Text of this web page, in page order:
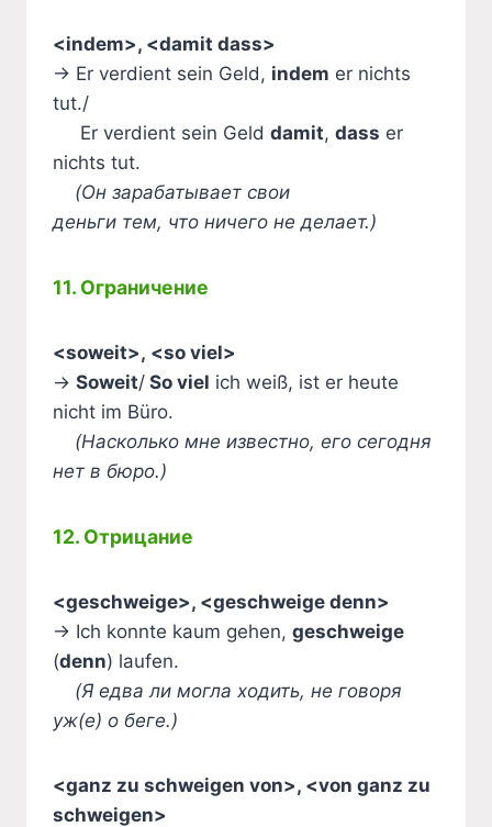
<indem>, <damit dass>
→ Er verdient sein Geld, indem er nichts
tut./
Er verdient sein Geld damit, dass er
nichts tut.
(Он зарабатывает свои
деньги тем, что ничего не делает.)
11. Ограничение
<soweit>, <so viel>
→ Soweit/ So viel ich weiß, ist er heute
nicht im Büro.
(Насколько мне известно, его сегодня
нет в бюро.)
12. Отрицание
<geschweige>, <geschweige denn>
→ Ich konnte kaum gehen, geschweige
(denn) laufen.
(Я едва ли могла ходить, не говоря
уж(е) о беге.)
<ganz zu schweigen von>, <von ganz zu
schweigen>